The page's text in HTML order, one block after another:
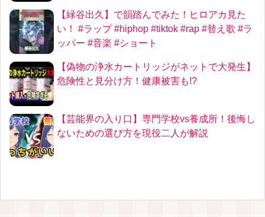
【緑谷出久】で韻踏んでみた！ヒロアカ見た
い！ #ラップ #hiphop #tiktok #rap #替え歌 #ラ
ッパー #音楽 #ショート
【偽物の浄水カートリッジがネットで大発生】
危険性と見分け方！健康被害も!?
【芸能界の入り口】専門学校vs養成所！後悔し
ないための選び方を現役二人が解説